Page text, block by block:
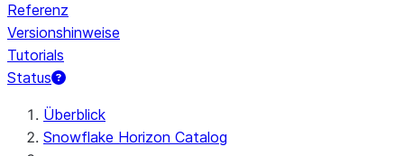
Referenz
Versionshinweise
Tutorials
Status
Überblick
Snowflake Horizon Catalog